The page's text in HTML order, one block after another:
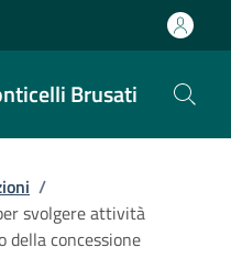
Brusati
/
svolgere attività
concessione